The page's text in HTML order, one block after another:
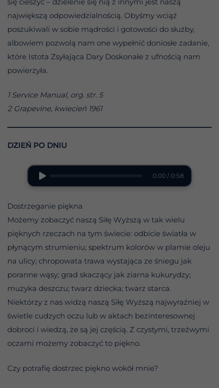
największą odpowiedzialnością. Obyśmy wciąż
poszukiwali w sobie mądrości i gotowości do służby,
albowiem pozwolą nam one wypełnić doniosłe zadanie,
które Istota Zsyłająca Dary Doskonałe z ufnością nam
powierzyła.
1 Service Manual, org. str. 5
2 Grapevine, kwiecień 1961
DZIEŃ PO DNIU
0:00 / 0:58
Dostrzeganie piękna
Możemy zobaczyć naszą Siłę Wyższą w tak wielu
pięknych rzeczach na tym świecie: odbicie światła w
płynącym strumieniu; spektrum kolorów w plamie oleju
na ulicy; chropowata trawa wystająca ze śniegu jak
poranne wąsy; grad skaczący jak ziarna kukurydzy;
muzyka deszczu; twarz dziecka; twarz starca.
Niektórzy z nas widzą naszą Siłę Wyższą najwyraźniej w
świetle cudzych oczu lub w aktach bezinteresownej
dobroci i wiedzą, że są jej częścią. Z czystymi, trzeźwymi
oczami możemy zobaczyć to piękno.
Czy potrafię dostrzec piękno wokół mnie?